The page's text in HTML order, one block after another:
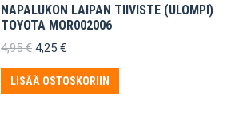
NAPALUKON LAIPAN TIIVISTE (ULOMPI)
TOYOTA MOR002006
4,95€ Alkuperäinen
oli:
4,95 €.
4,25 €Nykyinen
on:
4,25 €.
LISÄÄ OSTOSKORIIN